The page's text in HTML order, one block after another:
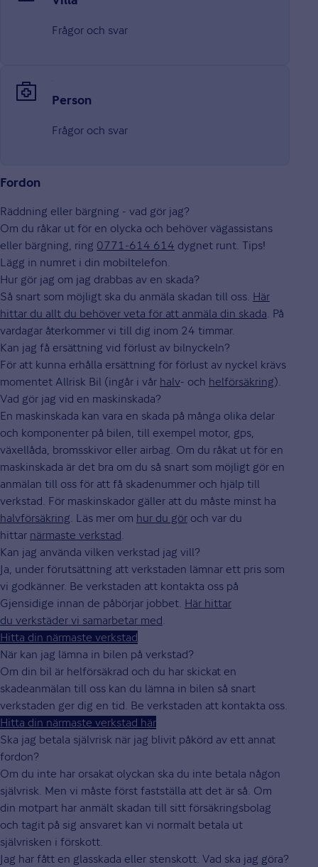
Frågor och svar
Person
Frågor och svar
Fordon
Räddning eller bärgning - vad gör jag?
Om du råkar ut för en olycka och behöver vägassistans
eller bärgning, ring 0771-614 614 dygnet runt. Tips!
Lägg in numret i din mobiltelefon.
Hur gör jag om jag drabbas av en skada?
Så snart som möjligt ska du anmäla skadan till oss. Här
hittar du allt du behöver veta för att anmäla din skada. På
vardagar återkommer vi till dig inom 24 timmar.
Kan jag få ersättning vid förlust av bilnyckeln?
För att kunna erhålla ersättning för förlust av nyckel krävs
momentet Allrisk Bil (ingår i vår halv- och helförsäkring).
Vad gör jag vid en maskinskada?
En maskinskada kan vara en skada på många olika delar
och komponenter på bilen, till exempel motor, gps,
växellåda, bromsskivor eller airbag. Om du råkat ut för en
maskinskada är det bra om du så snart som möjligt gör en
anmälan till oss för att få skadenummer och hjälp till
verkstad. För maskinskador gäller att du måste minst ha
halvförsäkring. Läs mer om hur du gör och var du
hittar närmaste verkstad.
Kan jag använda vilken verkstad jag vill?
Ja, under förutsättning att verkstaden lämnar ett pris som
vi godkänner. Be verkstaden att kontakta oss på
Gjensidige innan de påbörjar jobbet. Här hittar
du verkstäder vi samarbetar med.
Hitta din närmaste verkstad
När kan jag lämna in bilen på verkstad?
Om din bil är helförsäkrad och du har skickat en
skadeanmälan till oss kan du lämna in bilen så snart
verkstaden ger dig en tid. Be verkstaden att kontakta oss.
Hitta din närmaste verkstad här
Ska jag betala självrisk när jag blivit påkörd av ett annat
fordon?
Om du inte har orsakat olyckan ska du inte betala någon
självrisk. Men vi måste först fastställa att det är så. Om
din motpart har anmält skadan till sitt försäkringsbolag
och tagit på sig ansvaret kan vi normalt betala ut
självrisken i förskott.
Jag har fått en glasskada eller stenskott. Vad ska jag göra?